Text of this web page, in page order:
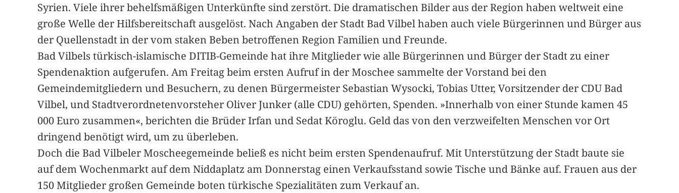
Syrien. Viele ihrer behelfsmäßigen Unterkünfte sind zerstört. Die dramatischen Bilder aus der Region haben weltweit eine
große Welle der Hilfsbereitschaft ausgelöst. Nach Angaben der Stadt Bad Vilbel haben auch viele Bürgerinnen und Bürger aus
der Quellenstadt in der vom staken Beben betroffenen Region Familien und Freunde.
Bad Vilbels türkisch-islamische DITIB-Gemeinde hat ihre Mitglieder wie alle Bürgerinnen und Bürger der Stadt zu einer
Spendenaktion aufgerufen. Am Freitag beim ersten Aufruf in der Moschee sammelte der Vorstand bei den
Gemeindemitgliedern und Besuchern, zu denen Bürgermeister Sebastian Wysocki, Tobias Utter, Vorsitzender der CDU Bad
Vilbel, und Stadtverordnetenvorsteher Oliver Junker (alle CDU) gehörten, Spenden. »Innerhalb von einer Stunde kamen 45
000 Euro zusammen«, berichten die Brüder Irfan und Sedat Köroglu. Geld das von den verzweifelten Menschen vor Ort
dringend benötigt wird, um zu überleben.
Doch die Bad Vilbeler Moscheegemeinde beließ es nicht beim ersten Spendenaufruf. Mit Unterstützung der Stadt baute sie
auf dem Wochenmarkt auf dem Niddaplatz am Donnerstag einen Verkaufsstand sowie Tische und Bänke auf. Frauen aus der
150 Mitglieder großen Gemeinde boten türkische Spezialitäten zum Verkauf an.